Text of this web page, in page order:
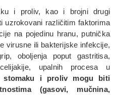
i proliv, kao i brojni drugi
uzrokovani različitim faktorima
na pojedinu hranu, putnička
virusne ili bakterijske infekcije,
oboljenja poput gastritisa,
upalnih procesa u
stomaku i proliv mogu biti
(gasovi, mučnina,